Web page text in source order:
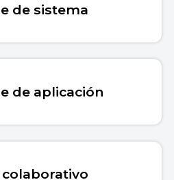
de sistema
de aplicación